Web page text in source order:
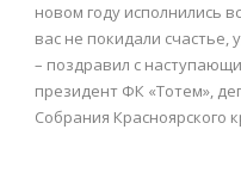
новом году исполнились
вас не покидали счастье,
– поздравил с
президент ФК «Тотем»,
Собрания Красноярского